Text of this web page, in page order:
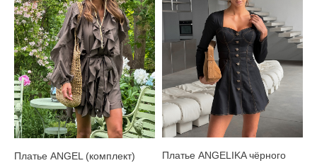
Платье ANGEL (комплект)
Платье ANGELIKA чёрного